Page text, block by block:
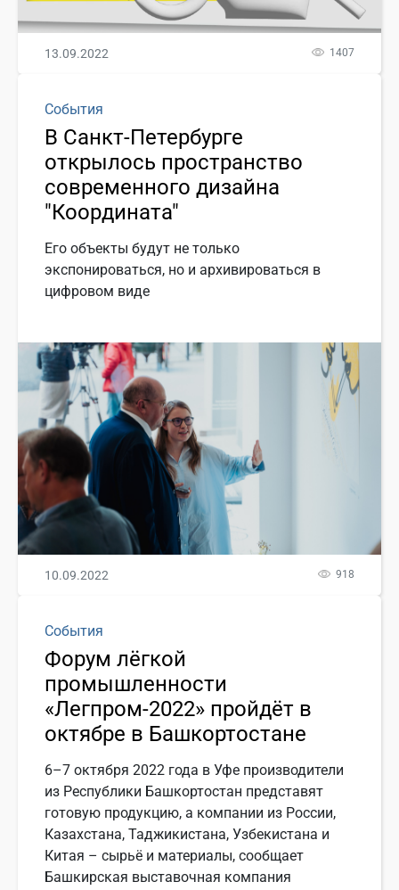
13.09.2022 1407
События
В Санкт-Петербурге
открылось пространство
современного дизайна
"Координата"
Его объекты будут не только
экспонироваться, но и архивироваться в
цифровом виде
10.09.2022 918
События
Форум лёгкой
промышленности
«Легпром-2022» пройдёт в
октябре в Башкортостане
6–7 октября 2022 года в Уфе производители
из Республики Башкортостан представят
готовую продукцию, а компании из России,
Казахстана, Таджикистана, Узбекистана и
Китая – сырьё и материалы, сообщает
Башкирская выставочная компания